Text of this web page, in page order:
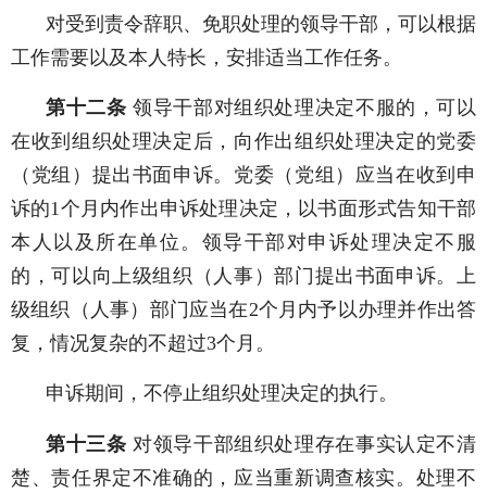
对受到责令辞职、免职处理的领导干部，可以根据
工作需要以及本人特长，安排适当工作任务。
第十二条 领导干部对组织处理决定不服的，可以
在收到组织处理决定后，向作出组织处理决定的党委
（党组）提出书面申诉。党委（党组）应当在收到申
诉的1个月内作出申诉处理决定，以书面形式告知干部
本人以及所在单位。领导干部对申诉处理决定不服
的，可以向上级组织（人事）部门提出书面申诉。上
级组织（人事）部门应当在2个月内予以办理并作出答
复，情况复杂的不超过3个月。
申诉期间，不停止组织处理决定的执行。
第十三条对领导干部组织处理存在事实认定不清
楚、责任界定不准确的，应当重新调查核实。处理不